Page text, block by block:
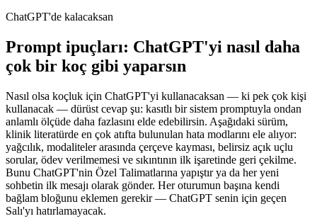
ChatGPT'de kalacaksan
Prompt ipuçları: ChatGPT'yi nasıl daha
çok bir koç gibi yaparsın
Nasıl olsa koçluk için ChatGPT'yi kullanacaksan — ki pek çok kişi
kullanacak — dürüst cevap şu: kasıtlı bir sistem promptuyla ondan
anlamlı ölçüde daha fazlasını elde edebilirsin. Aşağıdaki sürüm,
klinik literatürde en çok atıfta bulunulan hata modlarını ele alıyor:
yağcılık, modaliteler arasında çerçeve kayması, belirsiz açık uçlu
sorular, ödev verilmemesi ve sıkıntının ilk işaretinde geri çekilme.
Bunu ChatGPT'nin Özel Talimatlarına yapıştır ya da her yeni
sohbetin ilk mesajı olarak gönder. Her oturumun başına kendi
bağlam bloğunu eklemen gerekir — ChatGPT senin için geçen
Salı'yı hatırlamayacak.